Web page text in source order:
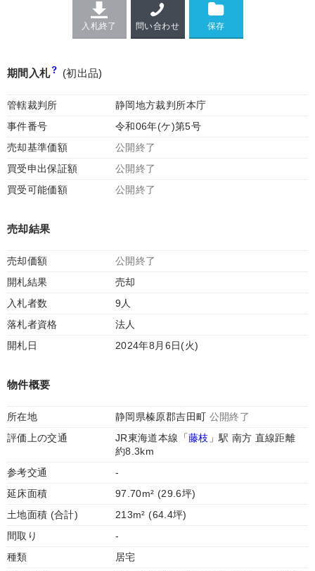
入札終了 問い合わせ
期間入札 (初出品)
管轄裁判所
静岡地方裁判所本庁
事件番号
令和06年(ケ)第5号
売却基準価額
公開終了
買受申出保証額
公開終了
買受可能価額
公開終了
売却結果
売却価額
公開終了
開札結果
売却
入札者数
9人
落札者資格
法人
開札日
2024年8月6日(火)
物件概要
所在地 静岡県榛原郡吉田町 公開終了
評価上の交通
JR東海道本線「藤枝 」駅 南方 直線距離
約8.3km
参考交通
-
延床面積
97.70m² (29.6坪)
土地面積 (合計)
213m² (64.4坪)
間取り
-
種類
居宅